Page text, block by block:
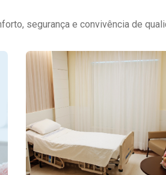
segurança e convivência de